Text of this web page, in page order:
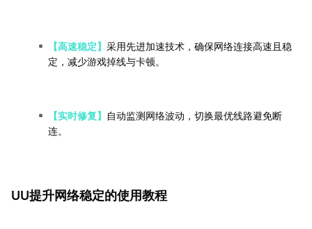
【高速稳定】 采用先进加速技术，确保网络连接高速且稳
定，减少游戏掉线与卡顿。
【实时修复】
自动监测网络波动，切换最优线路避免断
连。
UU提升网络稳定的使用教程